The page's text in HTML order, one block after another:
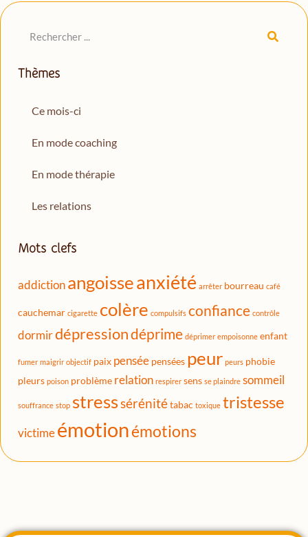
Thèmes
Ce mois-ci
En mode coaching
En mode thérapie
Les relations
Mots clefs
addictionangoisseanxiété arrêter bourreau café
cauchemar cigarette colère compulsifs confiance contrôle
dormirdépressiondéprime déprimer empoisonne enfant
fumer maigrir objectif paix pensée pensées peur peurs phobie
pleurs poison problème relation respirer sens se plaindre sommeil
souffrance stop stresssérénitétabac toxique tristesse
victimeémotionémotions